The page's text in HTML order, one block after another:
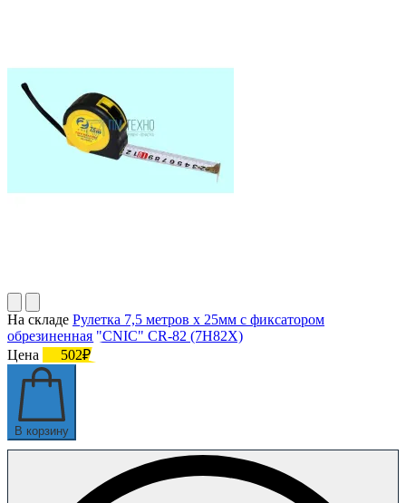
На складе Рулетка 7,5 метров х 25мм с фиксатором
обрезиненная "CNIC" CR-82 (7Н82Х)
Цена
502₽
В корзину